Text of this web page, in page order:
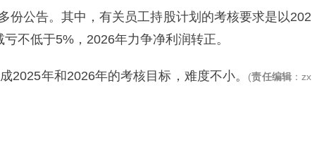
份公告。其中，有关员工持股计划的考核要求是以202
不低于5%，2026年力争净利润转正。
2025年和2026年的考核目标，难度不小。 (责任编辑：zx